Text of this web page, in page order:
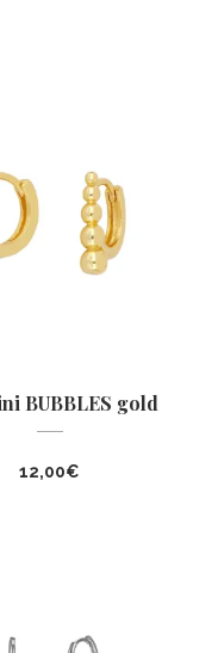
BUBBLES gold
12,00€